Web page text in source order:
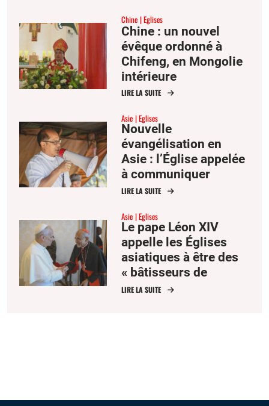
Anne
Chine Eglises
Chine : un nouvel
évêque ordonné à
Chifeng, en Mongolie
intérieure
LIRE LA SUITE
Asie Eglises
Nouvelle
évangélisation en
Asie : l’Église appelée
à communiquer
l’espérance
LIRE LA SUITE
Asie Eglises
Le pape Léon XIV
appelle les Églises
asiatiques à être des
« bâtisseurs de
communion »
LIRE LA SUITE